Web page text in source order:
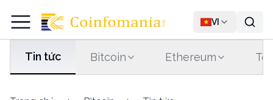
VI
Tin tức Bitcoin Ethereum